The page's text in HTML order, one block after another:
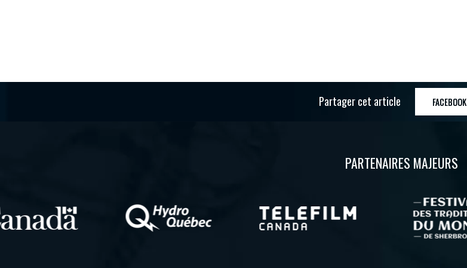
Partager cet article FACEBOOK
PARTENAIRES MAJEURS